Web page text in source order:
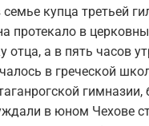
купца третьей
протекало в
а в пять часов
в греческой
в юном Чехове